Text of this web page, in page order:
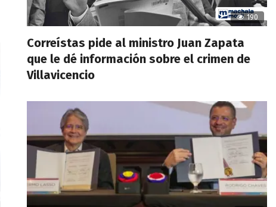
190
Correístas pide al ministro Juan Zapata
que le dé información sobre el crimen de
Villavicencio